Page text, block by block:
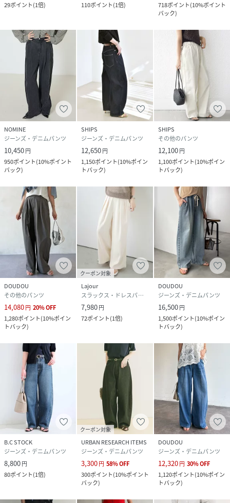
29ポイント(1倍)
110ポイント(1倍)
718ポイント(10%ポイント
バック)
NOMINE
ジーンズ・デニムパンツ
10,450円
950ポイント(10%ポイント
バック)
SHIPS
ジーンズ・デニムパンツ
12,650円
1,150ポイント(10%ポイン
トバック)
SHIPS
その他のパンツ
12,100円
1,100ポイント(10%ポイン
トバック)
DOUDOU
その他のパンツ
14,080円 20%OFF
1,280ポイント(10%ポイン
トバック)
クーポン対象
Lajour
スラックス・ドレスパンツ
7,980円
72ポイント(1倍)
DOUDOU
ジーンズ・デニムパンツ
16,500円
1,500ポイント(10%ポイン
トバック)
B.C STOCK
ジーンズ・デニムパンツ
8,800円
80ポイント(1倍)
クーポン対象
URBAN RESEARCH ITEMS
ジーンズ・デニムパンツ
3,300円 58%OFF
300ポイント(10%ポイント
バック)
DOUDOU
ジーンズ・デニムパンツ
12,320円 30%OFF
1,120ポイント(10%ポイン
トバック)